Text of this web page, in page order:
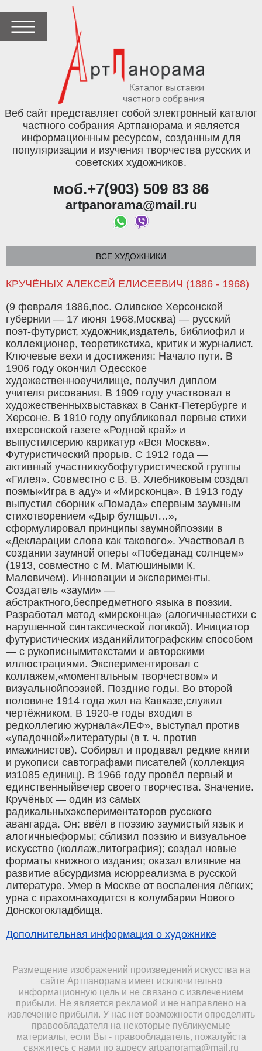
Веб сайт представляет собой электронный каталог
частного собрания Артпанорама и является
информационным ресурсом, созданным для
популяризации и изучения творчества русских и
советских художников.
моб.+7(903) 509 83 86
artpanorama@mail.ru
ВСЕ ХУДОЖНИКИ
КРУЧЁНЫХ АЛЕКСЕЙ ЕЛИСЕЕВИЧ (1886 - 1968)
(9 февраля 1886,пос. Оливское Херсонской
губернии — 17 июня 1968,Москва) — русский
поэт‑футурист, художник,издатель, библиофил и
коллекционер, теоретикстиха, критик и журналист.
Ключевые вехи и достижения: Начало пути. В
1906 году окончил Одесское
художественноеучилище, получил диплом
учителя рисования. В 1909 году участвовал в
художественныхвыставках в Санкт‑Петербурге и
Херсоне. В 1910 году опубликовал первые стихи
вхерсонской газете «Родной край» и
выпустилсерию карикатур «Вся Москва».
Футуристический прорыв. С 1912 года —
активный участниккубофутуристической группы
«Гилея». Совместно с В. В. Хлебниковым создал
поэмы«Игра в аду» и «Мирсконца». В 1913 году
выпустил сборник «Помада» спервым заумным
стихотворением «Дыр булщыл…»,
сформулировал принципы заумнойпоэзии в
«Декларации слова как такового». Участвовал в
создании заумной оперы «Победанад солнцем»
(1913, совместно с М. Матюшиными К.
Малевичем). Инновации и эксперименты.
Создатель «зауми» —
абстрактного,беспредметного языка в поэзии.
Разработал метод «мирсконца» (алогичныестихи с
нарушенной синтаксической логикой). Инициатор
футуристических изданийлитографским способом
— с рукописнымитекстами и авторскими
иллюстрациями. Экспериментировал с
коллажем,«моментальным творчеством» и
визуальнойпоэзией. Поздние годы. Во второй
половине 1914 года жил на Кавказе,служил
чертёжником. В 1920‑е годы входил в
редколлегию журнала«ЛЕФ», выступал против
«упадочной»литературы (в т. ч. против
имажинистов). Собирал и продавал редкие книги
и рукописи савтографами писателей (коллекция
из1085 единиц). В 1966 году провёл первый и
единственныйвечер своего творчества. Значение.
Кручёных — один из самых
радикальныхэкспериментаторов русского
авангарда. Он: ввёл в поэзию заумистый язык и
алогичныеформы; сблизил поэзию и визуальное
искусство (коллаж,литография); создал новые
форматы книжного издания; оказал влияние на
развитие абсурдизма исюрреализма в русской
литературе. Умер в Москве от воспаления лёгких;
урна с прахомнаходится в колумбарии Нового
Донскогокладбища.
Дополнительная информация о художнике
Размещение изображений произведений искусства на
сайте Артпанорама имеет исключительно
информационную цель и не связано с извлечением
прибыли. Не является рекламой и не направлено на
извлечение прибыли. У нас нет возможности определить
правообладателя на некоторые публикуемые
материалы, если Вы - правообладатель, пожалуйста
свяжитесь с нами по адресу artpanorama@mail.ru